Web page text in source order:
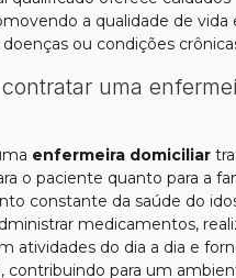
a qualidade de vida
ou condições
uma
enfermeira domiciliar
o paciente quanto para a
constante da saúde do
medicamentos,
atividades do dia a dia e
contribuindo para um